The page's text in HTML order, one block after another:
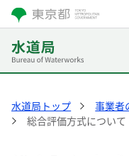
水道局トップ 事業者
総合評価方式について